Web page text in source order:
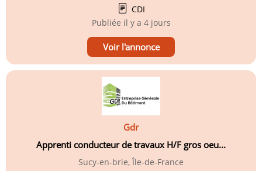
CDI
Publiée il y a 4 jours
Voir l'annonce
Gdr
Apprenti conducteur de travaux H/F gros oeu...
Sucy-en-brie, Île-de-France